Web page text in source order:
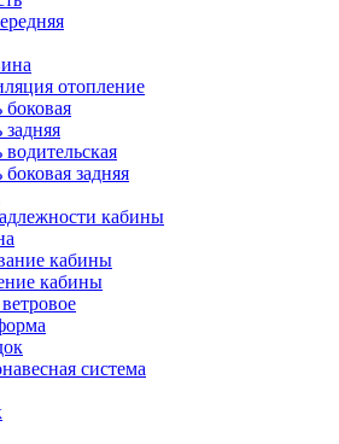
отопление
боковая
задняя
водительская
боковая задняя
кабины
кабины
кабины
система